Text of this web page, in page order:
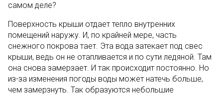
самом деле?
Поверхность крыши отдает тепло внутренних
помещений наружу. И, по крайней мере, часть
снежного покрова тает. Эта вода затекает под свес
крыши, ведь он не отапливается и по сути ледяной. Там
она снова замерзает. И так происходит постоянно. Но
из-за изменения погоды воды может натечь больше,
чем замерзнуть. Так образуются небольшие